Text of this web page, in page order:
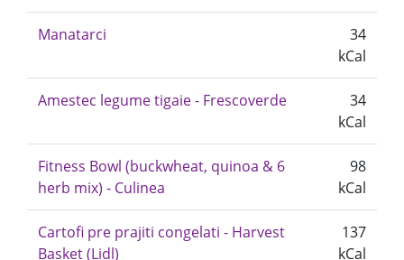
Manatarci
34
kCal
Amestec legume tigaie - Frescoverde
34
kCal
Fitness Bowl (buckwheat, quinoa & 6
herb mix) - Culinea
98
kCal
Cartofi pre prajiti congelati - Harvest
Basket (Lidl)
137
kCal